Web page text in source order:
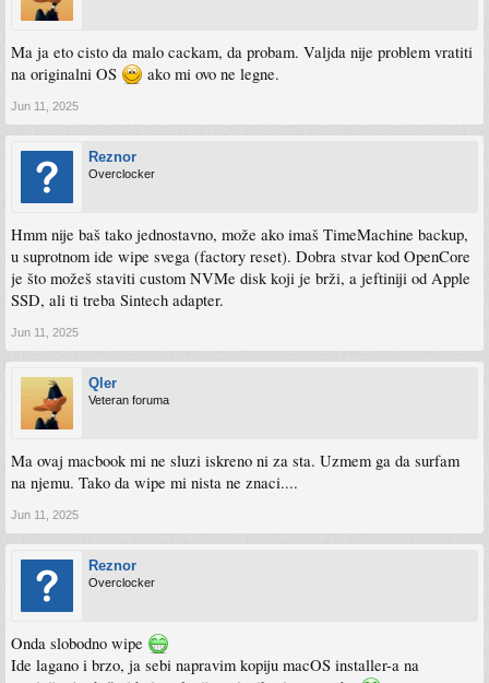
Ma ja eto cisto da malo cackam, da probam. Valjda nije problem vratiti
na originalni OS
ako mi ovo ne legne.
Jun 11, 2025
Reznor
Overclocker
Hmm nije baš tako jednostavno, može ako imaš TimeMachine backup,
u suprotnom ide wipe svega (factory reset). Dobra stvar kod OpenCore
je što možeš staviti custom NVMe disk koji je brži, a jeftiniji od Apple
SSD, ali ti treba Sintech adapter.
Jun 11, 2025
Qler
Veteran foruma
Ma ovaj macbook mi ne sluzi iskreno ni za sta. Uzmem ga da surfam
na njemu. Tako da wipe mi nista ne znaci....
Jun 11, 2025
Reznor
Overclocker
Onda slobodno wipe
Ide lagano i brzo, ja sebi napravim kopiju macOS installer-a na